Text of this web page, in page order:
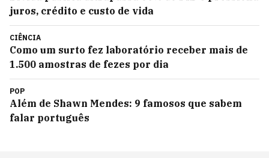
juros, crédito e custo de vida
CIÊNCIA
Como um surto fez laboratório receber mais de
1.500 amostras de fezes por dia
POP
Além de Shawn Mendes: 9 famosos que sabem
falar português